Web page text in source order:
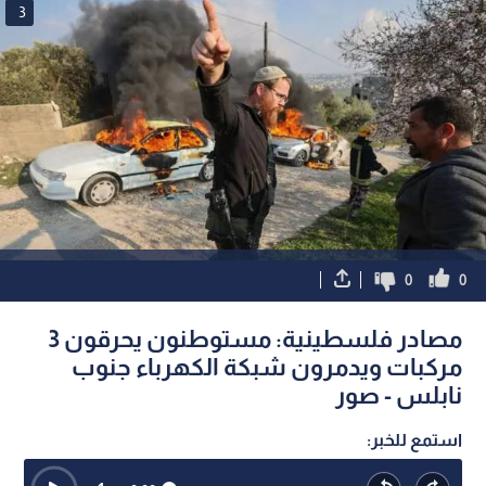
3
0
0
مصادر فلسطينية: مستوطنون يحرقون 3
مركبات ويدمرون شبكة الكهرباء جنوب
نابلس - صور
استمع للخبر: